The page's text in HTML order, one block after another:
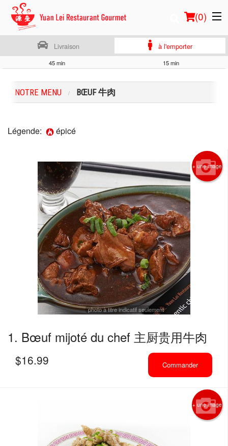
(0)
Emplacement
Français
Inscription
Panier (0)
Rechercher
Livraison à l'emporter
45 min 15 min
NOTRE MENU BŒUF 牛肉
Légende: épicé
+ une image
photo à titre indicatif seulement
1. Bœuf mijoté du chef 主厨贵用牛肉
$16.99 Commander
+ une image